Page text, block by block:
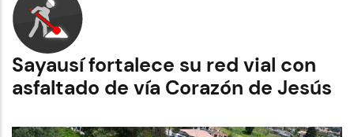
Sayausí fortalece su red vial con
asfaltado de vía Corazón de Jesús